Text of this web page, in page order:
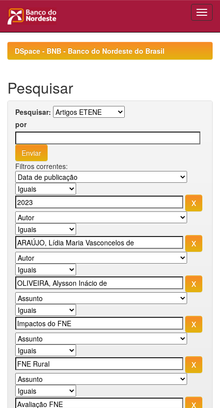
navigationDSpace - BNB - Banco do Nordeste do Brasil
Pesquisar
Pesquisar:
por
Filtros correntes: